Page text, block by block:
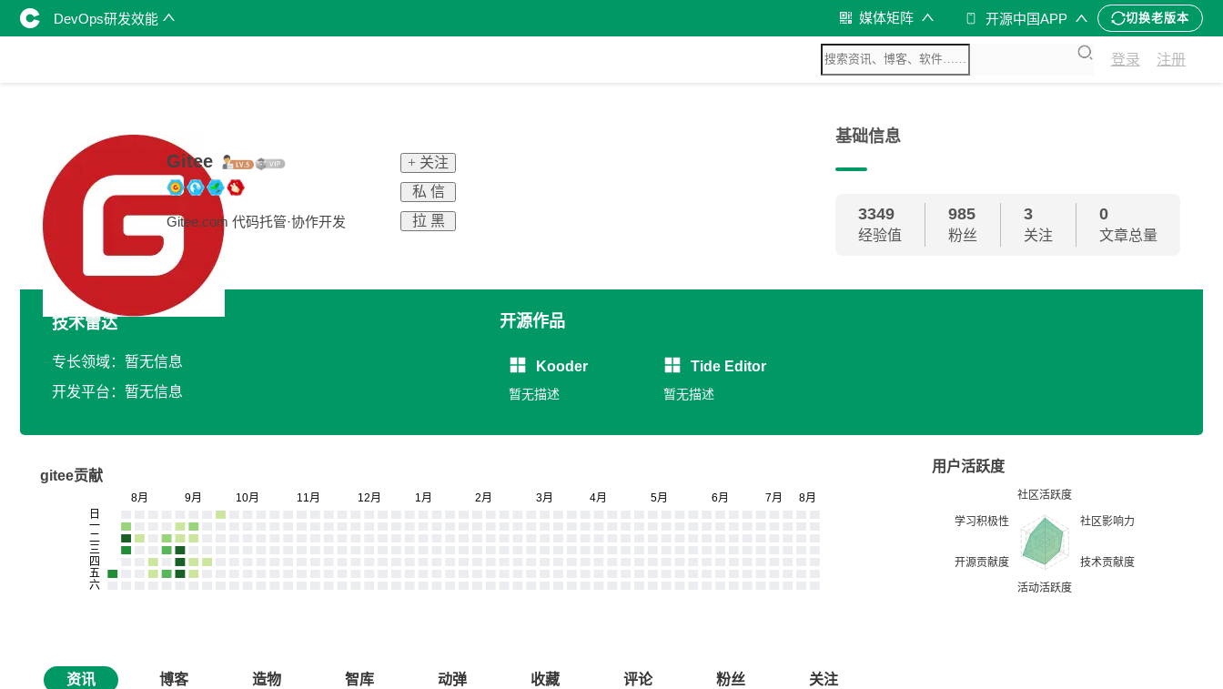
DevOps研发效能 媒体矩阵 开源中国APP 切换老版本
登录 注册
Gitee
Gitee.com 代码托管·协作开发
+ 关注
私 信
拉 黑
基础信息
3349
经验值
985
粉丝
3
关注
0
文章总量
技术雷达
专长领域：暂无信息
开发平台：暂无信息
开源作品
Kooder
暂无描述
Tide Editor
暂无描述
gitee贡献
用户活跃度
资讯 博客 造物 智库 动弹 收藏 评论 粉丝 关注